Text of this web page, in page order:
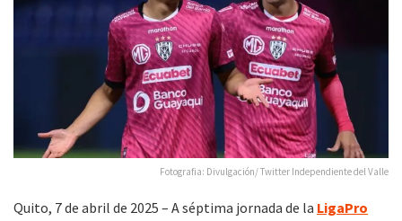
Fotografia: Divulgación/ Twitter Independiente del Valle
Quito, 7 de abril de 2025 – A séptima jornada de la LigaPro